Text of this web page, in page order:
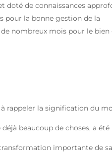
doté de connaissances
pour la bonne gestion de la
nombreux mois pour le bien
à rappeler la signification du
beaucoup de choses, a été
importante de